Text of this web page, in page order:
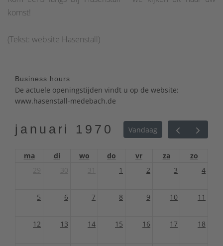
komst!
(Tekst: website Hasenstall)
Business hours
De actuele openingstijden vindt u op de website:
www.hasenstall-medebach.de
januari 1970 Vandaag
ma di wo do vr za
zo
1 2 3 4
5 6 7 8 9 10 11
12 13 14 15 16 17 18